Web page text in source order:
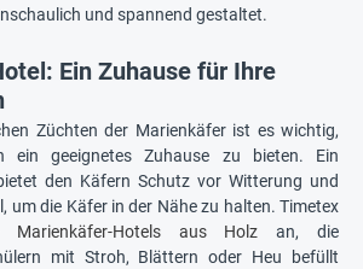
und spannend gestaltet.
Ein Zuhause für Ihre
Züchten der Marienkäfer ist es wichtig,
ein geeignetes Zuhause zu bieten. Ein
den Käfern Schutz vor Witterung und
um die Käfer in der Nähe zu halten. Timetex
Marienkäfer-Hotels aus Holz an, die
mit Stroh, Blättern oder Heu befüllt